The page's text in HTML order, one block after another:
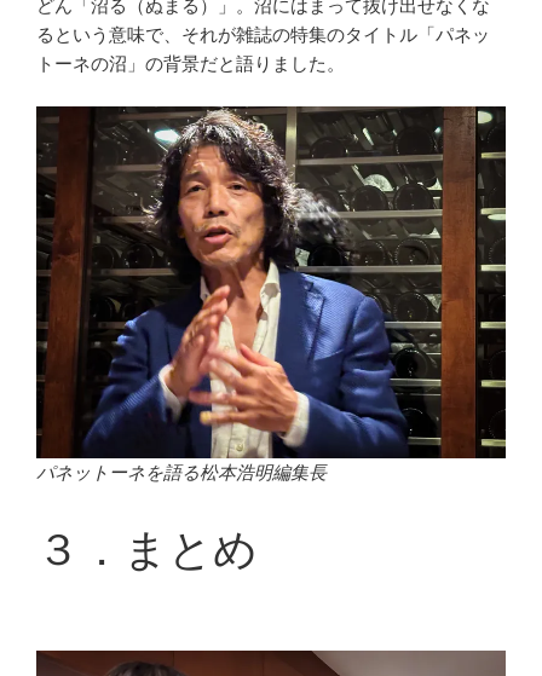
どん「沼る（ぬまる）」。沼にはまって抜け出せなくな
るという意味で、それが雑誌の特集のタイトル「パネッ
トーネの沼」の背景だと語りました。
パネットーネを語る松本浩明編集長
３．まとめ